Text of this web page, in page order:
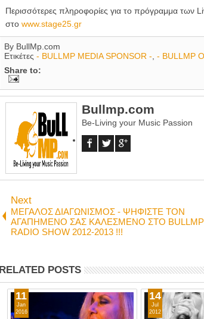
Περισσότερες πληροφορίες για το πρόγραμμα των
στο www.stage25.gr
By BullMp.com
Ετικέτες - BULLMP MEDIA SPONSOR -, - BULLMP
Share to:
Bullmp.com
Be-Living your Music Passion
Next
ΜΕΓΑΛΟΣ ΔΙΑΓΩΝΙΣΜΟΣ - ΨΗΦΙΣΤΕ ΤΟΝ
ΑΓΑΠΗΜΕΝΟ ΣΑΣ ΚΑΛΕΣΜΕΝΟ ΣΤΟ BULLMP
RADIO SHOW 2012-2013 !!!
RELATED POSTS
11
Jan
2016
14
Jul
2012